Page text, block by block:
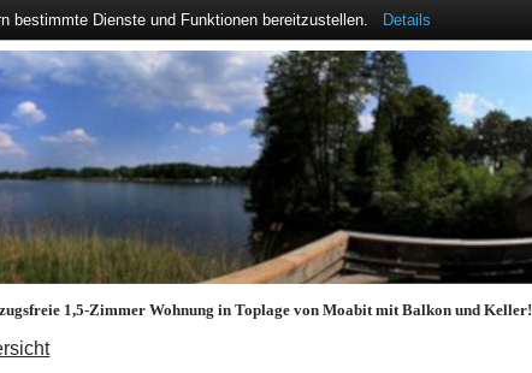
1,5-Zimmer Wohnung in Toplage von Moabit mit Balkon und Keller!
bestimmte Dienste und Funktionen bereitzustellen. Details